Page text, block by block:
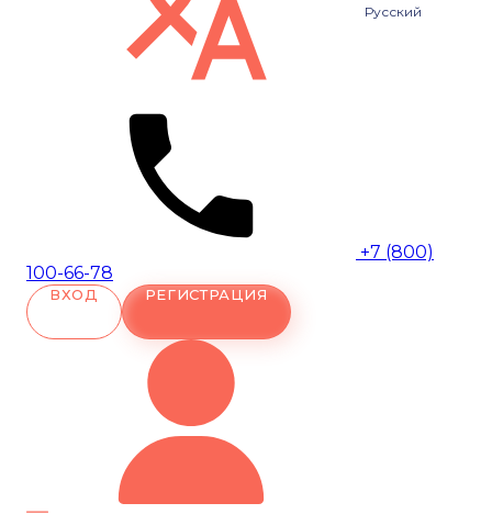
Русский
+7 (800)
100-66-78
ВХОД РЕГИСТРАЦИЯ